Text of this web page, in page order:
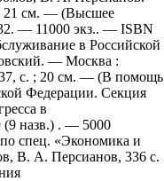
; 21 см. — (Высшее
— 11000 экз.. — ISBN
в Российской
— Москва :
с. ; 20 см. — (В помощь
Федерации. Секция
в
назв.) . — 5000
спец. «Экономика и
В. А. Персианов, 336 с.